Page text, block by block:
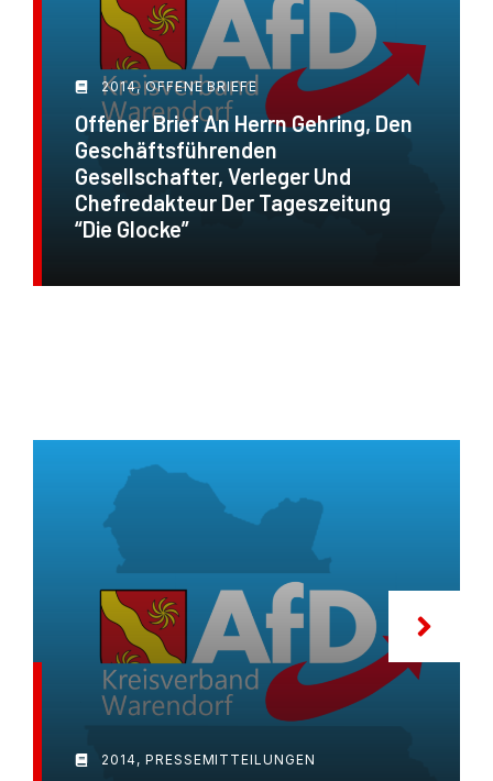
2014,OFFENE BRIEFE
Offener Brief An Herrn Gehring, Den
Geschäftsführenden
Gesellschafter, Verleger Und
Chefredakteur Der Tageszeitung
“Die Glocke”
2014, PRESSEMITTEILUNGEN